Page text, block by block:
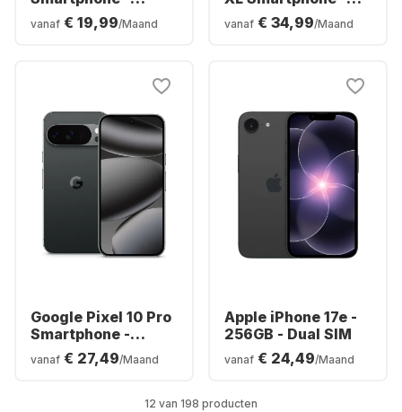
128GB - Dual SIM
vanaf € 19,99/Maand
256GB - Dual SIM
vanaf € 34,99/Maand
Google Pixel 10 Pro
Smartphone -
128GB - Dual SIM
vanaf € 27,49/Maand
Apple iPhone 17e -
256GB - Dual SIM
vanaf € 24,49/Maand
12 van 198 producten